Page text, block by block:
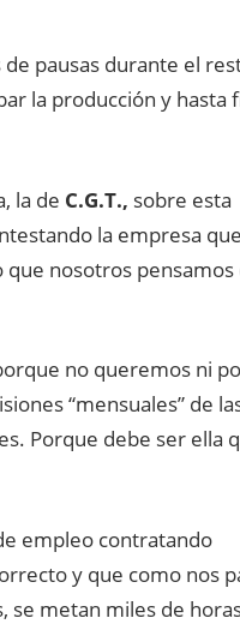
pausas durante el
la producción y hasta
la de C.G.T., sobre esta
la empresa
nosotros pensamos
no queremos ni
“mensuales” de
Porque debe ser ella
empleo contratando
y que como nos
se metan miles de